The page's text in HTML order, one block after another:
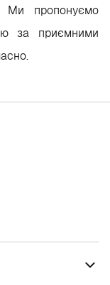
Ми пропонуємо
за приємними